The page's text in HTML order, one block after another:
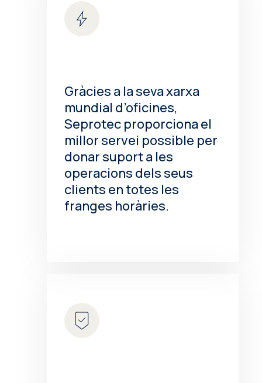
Gràcies a la seva xarxa
mundial d’oficines,
Seprotec proporciona el
millor servei possible per
donar suport a les
operacions dels seus
clients en totes les
franges horàries.